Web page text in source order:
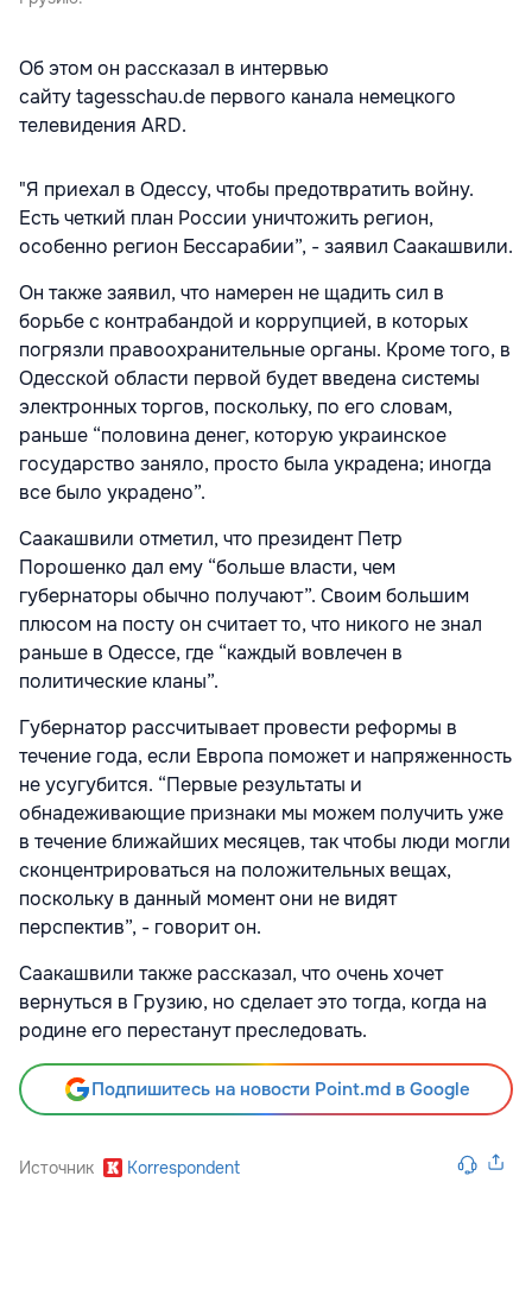
Об этом он рассказал в интервью
сайту tagesschau.de первого канала немецкого
телевидения ARD.
"Я приехал в Одессу, чтобы предотвратить войну.
Есть четкий план России уничтожить регион,
особенно регион Бессарабии”, - заявил Саакашвили.
Он также заявил, что намерен не щадить сил в
борьбе с контрабандой и коррупцией, в которых
погрязли правоохранительные органы. Кроме того, в
Одесской области первой будет введена системы
электронных торгов, поскольку, по его словам,
раньше “половина денег, которую украинское
государство заняло, просто была украдена; иногда
все было украдено”.
Саакашвили отметил, что президент Петр
Порошенко дал ему “больше власти, чем
губернаторы обычно получают”. Своим большим
плюсом на посту он считает то, что никого не знал
раньше в Одессе, где “каждый вовлечен в
политические кланы”.
Губернатор рассчитывает провести реформы в
течение года, если Европа поможет и напряженность
не усугубится. “Первые результаты и
обнадеживающие признаки мы можем получить уже
в течение ближайших месяцев, так чтобы люди могли
сконцентрироваться на положительных вещах,
поскольку в данный момент они не видят
перспектив”, - говорит он.
Саакашвили также рассказал, что очень хочет
вернуться в Грузию, но сделает это тогда, когда на
родине его перестанут преследовать.
Подпишитесь на новости Point.md в Google
Источник Korrespondent